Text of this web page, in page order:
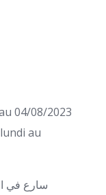
04/08/2023
au
سارع في